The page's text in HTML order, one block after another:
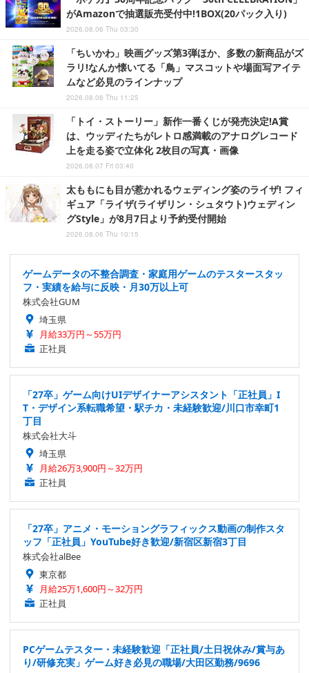
がAmazonで抽選販売受付中!1BOX(20パック入り)
2026.08.06 Thu 03:30
「ちいかわ」映画グッズ第3弾ほか、多数の新商品がズ
ラリ!なんか懐いてる「鳥」マスコットや場面写アイテ
ムなど必見のラインナップ
2026.08.06 Thu 11:25
「トイ・ストーリー」新作一番くじが発売決定!A賞
は、ウッディたちがレトロ感満載のアナログレコード
上を走る姿で立体化 2枚目の写真・画像
2026.08.07 Fri 03:40
太ももにも目が惹かれるウェディング姿のライザ! フィ
ギュア「ライザ(ライザリン・シュタウト)ウェディン
グStyle」が8月7日より予約受付開始
2026.08.06 Thu 10:15
ゲームデータの不整合調査・家庭用ゲームのテスタースタッ
フ・実績を給与に反映・月30万以上可
株式会社GUM
埼玉県
月給33万円～55万円
正社員
「27卒」ゲーム向けUIデザイナーアシスタント「正社員」I
T・デザイン系転職希望・駅チカ・未経験歓迎/川口市幸町1
丁目
株式会社大斗
埼玉県
月給26万3,900円～32万円
正社員
「27卒」アニメ・モーショングラフィックス動画の制作スタ
ッフ「正社員」YouTube好き歓迎/新宿区新宿3丁目
株式会社alBee
東京都
月給25万1,600円～32万円
正社員
PCゲームテスター・未経験歓迎「正社員/土日祝休み/賞与あ
り/研修充実」ゲーム好き必見の職場/大田区勤務/9696